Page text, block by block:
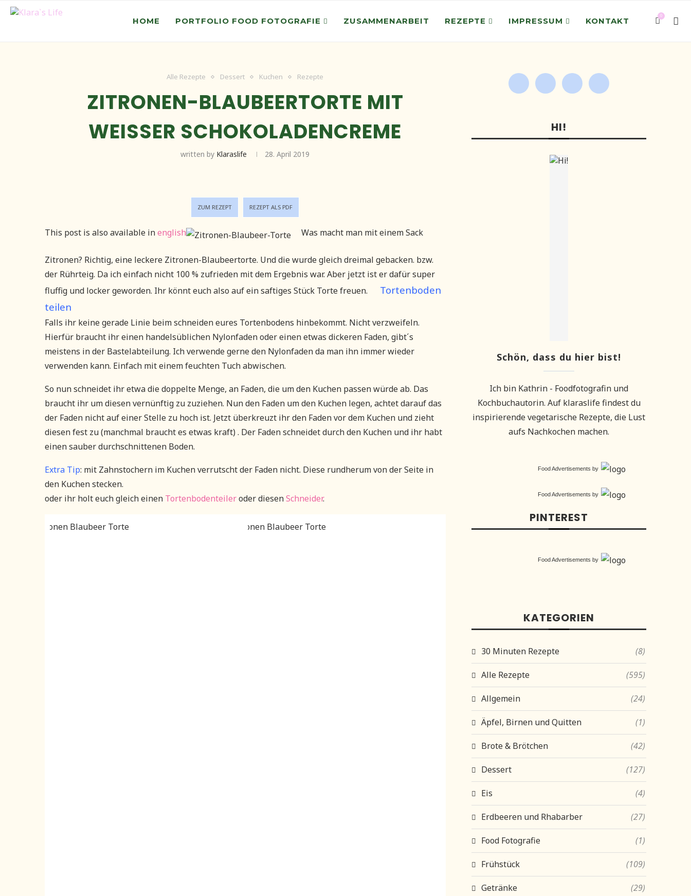
HOME PORTFOLIO FOOD FOTOGRAFIE ZUSAMMENARBEIT REZEPTE IMPRESSUM KONTAKT
0
Alle Rezepte Dessert Kuchen Rezepte
ZITRONEN-BLAUBEERTORTE MIT
WEISSER SCHOKOLADENCREME
written by Klaraslife 28. April 2019
ZUM REZEPT REZEPT ALS PDF
This post is also available inenglish Was macht man mit einem Sack
Zitronen? Richtig, eine leckere Zitronen-Blaubeertorte. Und die wurde gleich dreimal gebacken. bzw.
der Rührteig. Da ich einfach nicht 100 % zufrieden mit dem Ergebnis war. Aber jetzt ist er dafür super
fluffig und locker geworden. Ihr könnt euch also auf ein saftiges Stück Torte freuen.
Tortenboden
teilen
Falls ihr keine gerade Linie beim schneiden eures Tortenbodens hinbekommt. Nicht verzweifeln.
Hierfür braucht ihr einen handelsüblichen Nylonfaden oder einen etwas dickeren Faden, gibt´s
meistens in der Bastelabteilung. Ich verwende gerne den Nylonfaden da man ihn immer wieder
verwenden kann. Einfach mit einem feuchten Tuch abwischen.
So nun schneidet ihr etwa die doppelte Menge, an Faden, die um den Kuchen passen würde ab. Das
braucht ihr um diesen vernünftig zu zuziehen. Nun den Faden um den Kuchen legen, achtet darauf das
der Faden nicht auf einer Stelle zu hoch ist. Jetzt überkreuzt ihr den Faden vor dem Kuchen und zieht
diesen fest zu (manchmal braucht es etwas kraft) . Der Faden schneidet durch den Kuchen und ihr habt
einen sauber durchschnittenen Boden.
Extra Tip: mit Zahnstochern im Kuchen verrutscht der Faden nicht. Diese rundherum von der Seite in
den Kuchen stecken.
oder ihr holt euch gleich einen Tortenbodenteileroder diesenSchneider.
HI!
Schön, dass du hier bist!
Ich bin Kathrin - Foodfotografin und
Kochbuchautorin. Auf klaraslife findest du
inspirierende vegetarische Rezepte, die Lust
aufs Nachkochen machen.
Food Advertisements by
Food Advertisements by
PINTEREST
Food Advertisements by
KATEGORIEN
30 Minuten Rezepte (8)
Alle Rezepte (595)
Allgemein (24)
Äpfel, Birnen und Quitten (1)
Brote & Brötchen (42)
Dessert (127)
Eis (4)
Erdbeeren und Rhabarber (27)
Food Fotografie (1)
Frühstück (109)
Getränke (29)